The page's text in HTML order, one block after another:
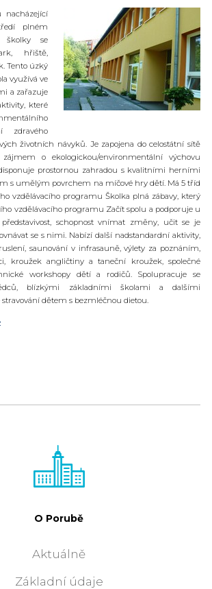
nacházející
plném
školky se
hřiště,
Tento úzký
využívá ve
a zařazuje
které
zdravého
životních návyků. Je zapojena do celostátní sítě
o ekologickou/environmentální výchovu
prostornou zahradou s kvalitními herními
s umělým povrchem na míčové hry dětí. Má 5 tříd
vzdělávacího programu Školka plná zábavy, který
vzdělávacího programu Začít spolu a podporuje u
schopnost vnímat změny, učit se je
se s nimi. Nabízí další nadstandardní aktivity,
saunování v infrasauně, výlety za poznáním,
kroužek angličtiny a taneční kroužek, společné
workshopy dětí a rodičů. Spolupracuje se
blízkými základními školami a dalšími
dětem s bezmléčnou dietou.
O Porubě
Aktuálně
Základní údaje